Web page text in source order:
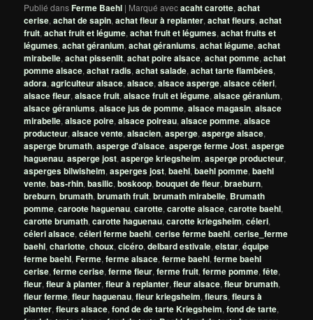
Publié dansFerme Baehl | Marqué avecacaht carotte,achat
cerise,achat de sapin,achat fleur à replanter,achat fleurs,achat
fruit,achat fruit et légume,achat fruit et légumes,achat fruits et
légumes,achat géranium,achat géraniums,achat légume,achat
mirabelle,achat pissenlit,achat poire alsace,achat pomme,achat
pomme alsace,achat radis,achat salade,achat tarte flambées,
adora,agriculteur alsace,alsace,alsace asperge,alsace céleri,
alsace fleur,alsace fruit,alsace fruit et légume,alsace géranium,
alsace géraniums,alsace jus de pomme,alsace magasin,alsace
mirabelle,alsace poire,alsace poireau,alsace pomme,alsace
producteur,alsace vente,alsacien,asperge,asperge alsace,
asperge brumath,asperge d'alsace,asperge ferme Jost,asperge
haguenau,asperge jost,asperge kriegsheim,asperge producteur,
asperges bilwisheim,asperges jost,baehl,baehl pomme,baehl
vente,bas-rhin,basilic,boskoop,bouquet de fleur,braeburn,
breburn,brumath,brumath fruit,brumath mirabelle, Brumath
pomme,caroote haguenau,carotte,carotte alsace,carotte baehl,
carotte brumath,carotte haguenau,carotte kriegsheim,céleri,
céleri alsace,céleri ferme baehl,cerise ferme baehl,cerise_ferme
baehl,charlotte,choux,cicéro,delbard estivale,elstar,équipe
ferme baehl,Ferme,ferme alsace,ferme baehl,ferme baehl
cerise,ferme cerise,ferme fleur,ferme fruit,ferme pomme,fête,
fleur,fleur à planter,fleur à replanter,fleur alsace,fleur brumath,
fleur ferme,fleur haguenau,fleur kriegsheim,fleurs,fleurs à
planter,fleurs alsace,fond de de tarte Kriegsheim,fond de tarte,